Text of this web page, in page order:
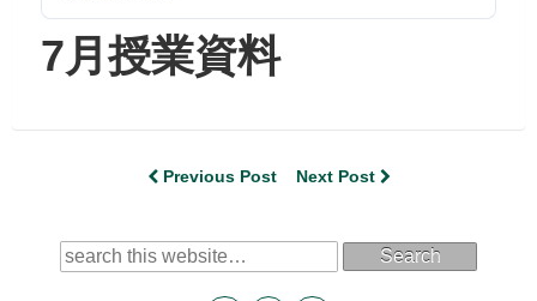
7月授業資料
Previous Post Next Post
Search